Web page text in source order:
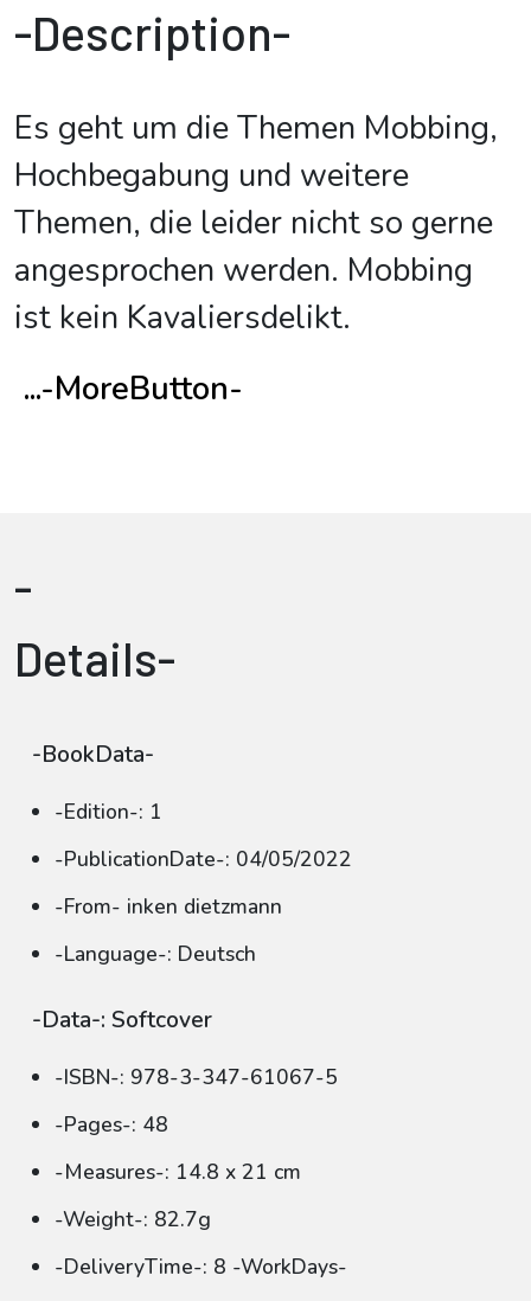
-Description-
Es geht um die Themen Mobbing,
Hochbegabung und weitere
Themen, die leider nicht so gerne
angesprochen werden. Mobbing
ist kein Kavaliersdelikt.
...-MoreButton-
-
Details-
-BookData-
-Edition-: 1
-PublicationDate-: 04/05/2022
-From- inken dietzmann
-Language-: Deutsch
-Data-: Softcover
-ISBN-: 978-3-347-61067-5
-Pages-: 48
-Measures-: 14.8 x 21 cm
-Weight-: 82.7g
-DeliveryTime-: 8 -WorkDays-